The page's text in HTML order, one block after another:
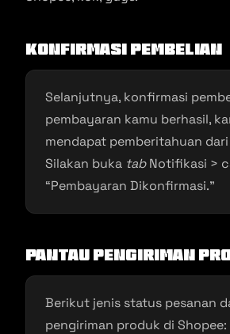
Konfirmasi Pembelian
Selanjutnya, konfirmasi
pembayaran kamu berhasil,
mendapat pemberitahuan dari
Silakan buka tabNotifikasi >
“Pembayaran Dikonfirmasi.”
Pantau Pengiriman
Berikut jenis status pesanan
pengiriman produk di Shopee: